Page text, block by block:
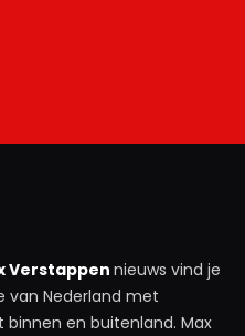
Verstappennieuws vind je
van Nederland met
en buitenland. Max